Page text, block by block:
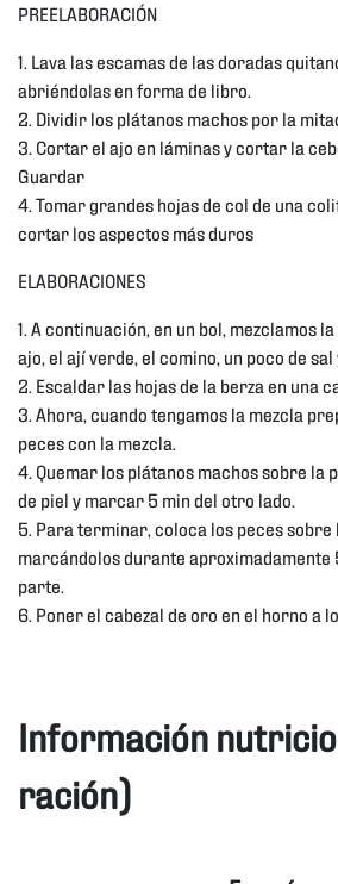
PREELABORACIÓN
1. Lava las escamas de las doradas
abriéndolas en forma de libro.
2. Dividir los plátanos machos por la
3. Cortar el ajo en láminas y cortar la
Guardar
4. Tomar grandes hojas de col de una
cortar los aspectos más duros
ELABORACIONES
1. A continuación, en un bol, mezclamos
ajo, el ají verde, el comino, un poco de
2. Escaldar las hojas de la berza en una
3. Ahora, cuando tengamos la mezcla
peces con la mezcla.
4. Quemar los plátanos machos sobre
de piel y marcar 5 min del otro lado.
5. Para terminar, coloca los peces sobre
marcándolos durante aproximadamente
parte.
6. Poner el cabezal de oro en el horno a
Información
ración)